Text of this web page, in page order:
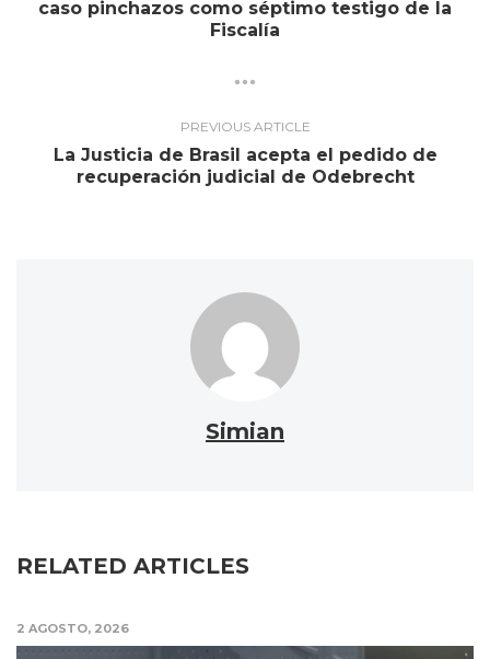
caso pinchazos como séptimo testigo de la
Fiscalía
PREVIOUS ARTICLE
La Justicia de Brasil acepta el pedido de
recuperación judicial de Odebrecht
Simian
RELATED ARTICLES
2 AGOSTO, 2026